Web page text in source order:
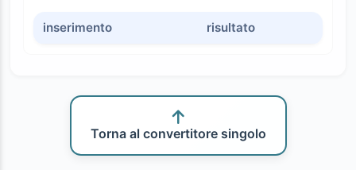
inserimento risultato
Torna al convertitore singolo